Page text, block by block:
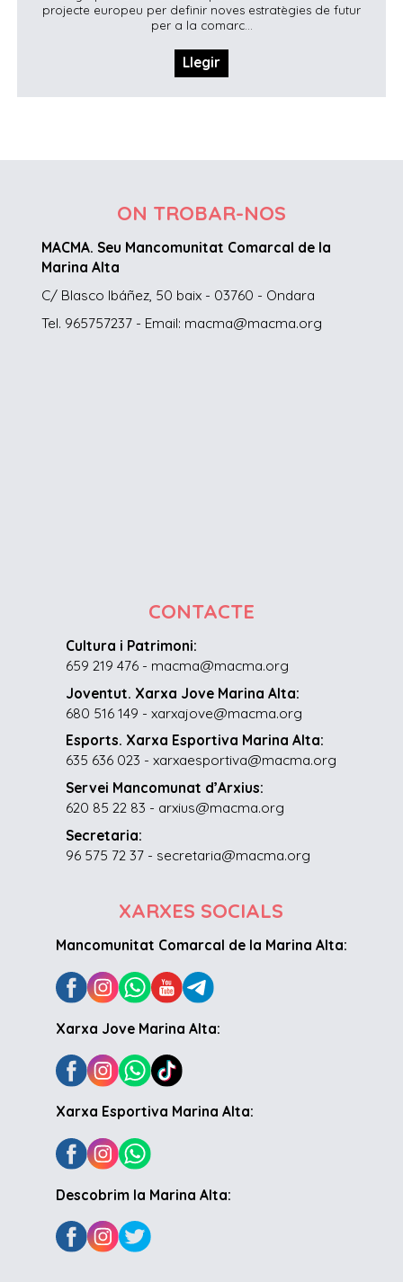
projecte europeu per definir noves estratègies de futur
per a la comarc...
Llegir
ON TROBAR-NOS
MACMA. Seu Mancomunitat Comarcal de la
Marina Alta
C/ Blasco Ibáñez, 50 baix - 03760 - Ondara
Tel. 965757237 - Email: macma@macma.org
CONTACTE
Cultura i Patrimoni:
659 219 476 - macma@macma.org
Joventut. Xarxa Jove Marina Alta:
680 516 149 - xarxajove@macma.org
Esports. Xarxa Esportiva Marina Alta:
635 636 023 - xarxaesportiva@macma.org
Servei Mancomunat d’Arxius:
620 85 22 83 - arxius@macma.org
Secretaria:
96 575 72 37 - secretaria@macma.org
XARXES SOCIALS
Mancomunitat Comarcal de la Marina Alta:
Xarxa Jove Marina Alta:
Xarxa Esportiva Marina Alta:
Descobrim la Marina Alta: